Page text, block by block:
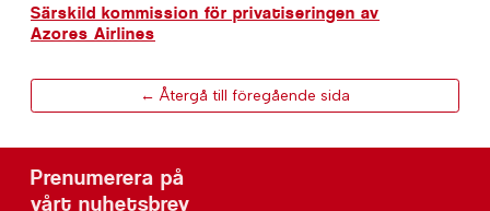
Särskild kommission för privatiseringen av
Azores Airlines
← Återgå till föregående sida
Prenumerera på
vårt nyhetsbrev